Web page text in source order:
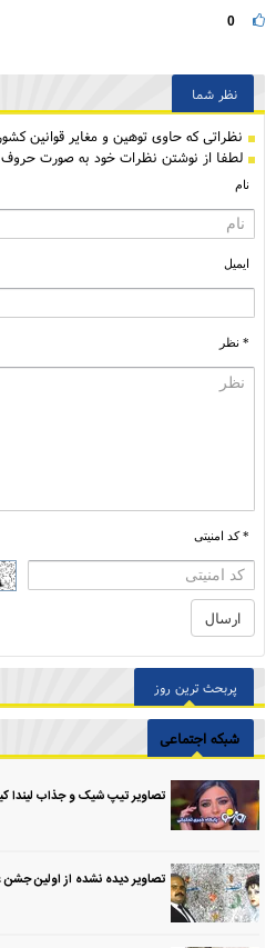
0
نظر شما
نظراتی كه حاوی توهین و مغایر قوانین
لطفا از نوشتن نظرات خود به صورت حروف
نام
ایمیل
* نظر
* کد امنیتی
پربحث ترین روز
شبکه اجتماعی
تصاویر تیپ شیک و جذاب لیندا
تصاویر دیده نشده از اولین